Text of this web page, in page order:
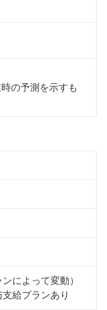
の予測を示すも
によって変動）
給プランあり